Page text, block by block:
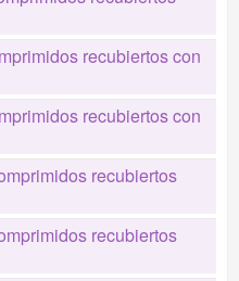
recubiertos con
recubiertos con
recubiertos
recubiertos